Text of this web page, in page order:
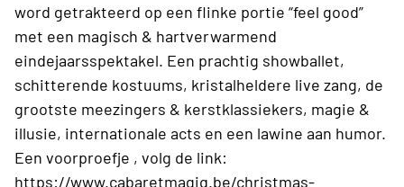
word getrakteerd op een flinke portie “feel good”
met een magisch & hartverwarmend
eindejaarsspektakel. Een prachtig showballet,
schitterende kostuums, kristalheldere live zang, de
grootste meezingers & kerstklassiekers, magie &
illusie, internationale acts en een lawine aan humor.
Een voorproefje , volg de link:
https://www.cabaretmagiq.be/christmas-